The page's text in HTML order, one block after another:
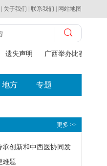
关于我们 联系我们 网站地图
遗失声明 广西举办比赛探索
地方 专题
更多 >>
创新和中西医协同发
难题